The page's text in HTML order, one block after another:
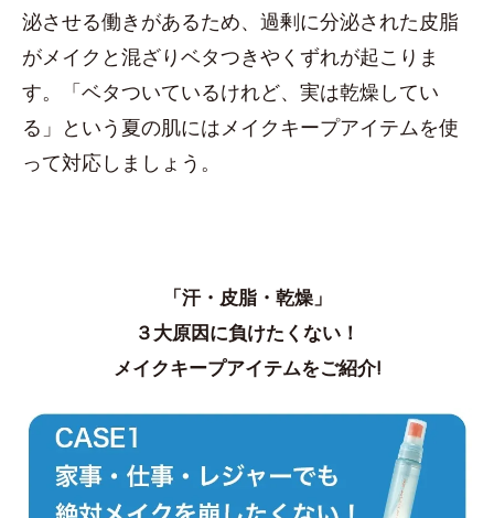
泌させる働きがあるため、過剰に分泌された皮脂
がメイクと混ざりベタつきやくずれが起こりま
す。「ベタついているけれど、実は乾燥してい
る」という夏の肌にはメイクキープアイテムを使
って対応しましょう。
「汗・皮脂・乾燥」
３大原因に負けたくない！
メイクキープアイテムをご紹介!